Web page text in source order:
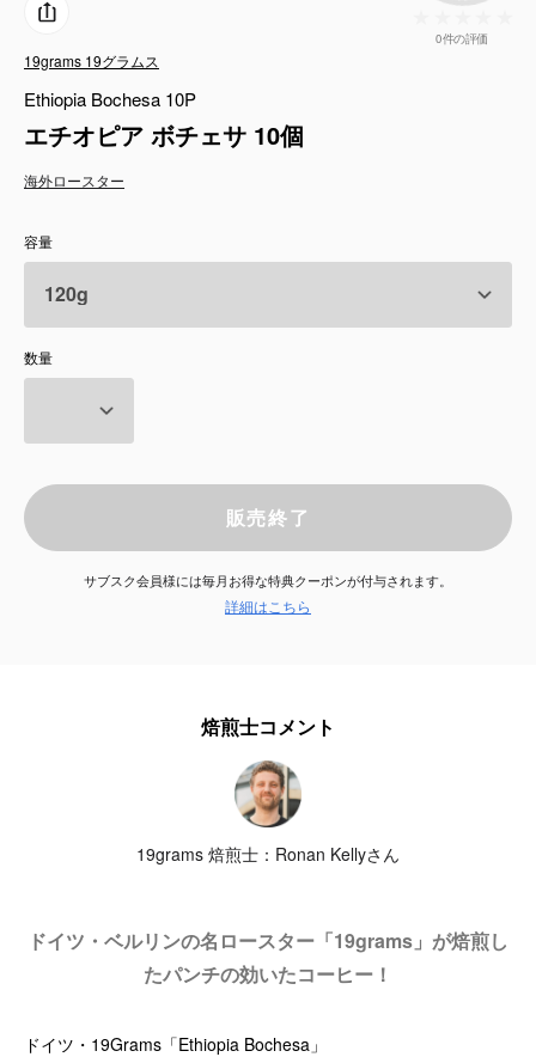
リキッド
特集
卸販売
コーヒーのサブスク
サービス
お知らせ
よくある質問
店舗情報
0件の評価
19grams 19グラムス
Ethiopia Bochesa 10P
エチオピア ボチェサ 10個
海外ロースター
容量
数量
販売終了
サブスク会員様には毎月お得な特典クーポンが付与されます。
詳細はこちら
焙煎士コメント
19grams 焙煎士：Ronan Kellyさん
ドイツ・ベルリンの名ロースター「19grams」が焙煎し
たパンチの効いたコーヒー！
ドイツ・19Grams「Ethiopia Bochesa」